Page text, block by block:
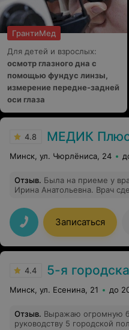
ГрантиМед
Для детей и взрослых:
осмотр глазного дна с
помощью фундус линзы,
измерение передне-задней
оси глаза
4.8 МЕДИК
Минск, ул. Чюрлёниса, 24
Отзыв. Была на приеме у
Ирина Анатольевна. Врач
нужно делать. Хороший
показывает того что
Записаться
4.4 5-я городская
Минск, ул. Есенина, 21 до
Отзыв. Выражаю огромную
руководству 5 городской